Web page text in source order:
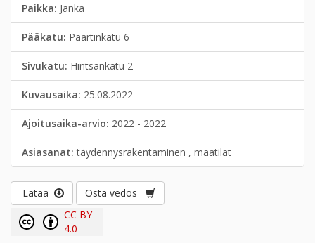
Paikka: Janka
Pääkatu: Päärtinkatu 6
Sivukatu: Hintsankatu 2
Kuvausaika: 25.08.2022
Ajoitusaika-arvio: 2022 - 2022
Asiasanat:täydennysrakentaminen , maatilat
Lataa
Osta vedos
CC BY
4.0